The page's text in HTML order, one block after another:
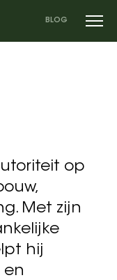
BLOG
op
Met zijn
hij
en